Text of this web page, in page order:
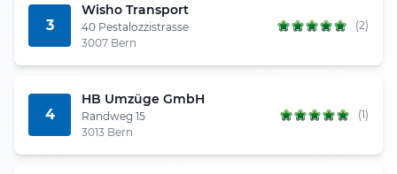
3
Wisho Transport
40 Pestalozzistrasse
3007 Bern
(2)
4
HB Umzüge GmbH
Randweg 15
3013 Bern
(1)